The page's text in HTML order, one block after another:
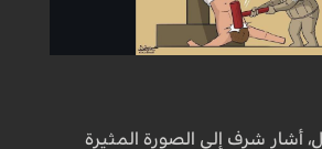
شرف إلى الصورة المثيرة